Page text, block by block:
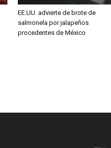
EE.UU. advierte de brote de
salmonela por jalapeños
procedentes de México